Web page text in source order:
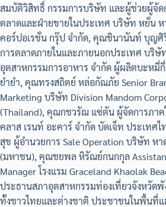
สมบัติวิสิทธิ์ กรรมการบริษัท และผู้ช่วยผู้จัด
ตลาดและฝ่ายขายในประเทศ บริษัท หยั่น
คอร์ปอเรชั่น กรุ๊ป จำกัด, คุณชินานันท์ บุญศิ
การตลาดภายในและภายนอกประเทศ บริษั
อุตสาหกรรมการอาหาร จำกัด ผู้ผลิตบะหมี่กึ่
ยำยำ, คุณทรงสถิตย์ หล่อกัณภัย Senior
Marketing บริษัท Division Mandom
(Thailand), คุณกชวรัณ แซ่ตัน ผู้จัดการภาค
คลาส เรนท์ อะคาร์ จำกัด บัดเจ็ท ประเทศ
สุข ผู้อำนวยการ Sale Operation บริษัท ห
(มหาชน), คุณชยพล หิรัณย์กนกกุล
Manager โรงแรม Graceland Khaolak
ประธานสภาอุตสาหกรรมท่องเที่ยวจังหวัดพั
ทั้งชาวไทยและต่างชาติ ประชาชนในพื้นที่